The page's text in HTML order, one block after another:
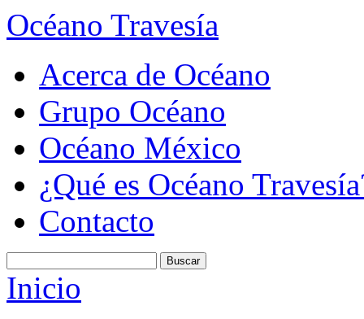
Océano Travesía
Acerca de Océano
Grupo Océano
Océano México
¿Qué es Océano
Contacto
Inicio